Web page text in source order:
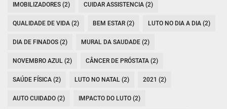
IMOBILIZADORES (2) CUIDAR ASSISTENCIA (2)
QUALIDADE DE VIDA (2) BEM ESTAR (2) LUTO NO DIA A DIA (2)
DIA DE FINADOS (2) MURAL DA SAUDADE (2)
NOVEMBRO AZUL (2) CÂNCER DE PRÓSTATA (2)
SAÚDE FÍSICA (2) LUTO NO NATAL (2) 2021 (2)
AUTO CUIDADO (2) IMPACTO DO LUTO (2)